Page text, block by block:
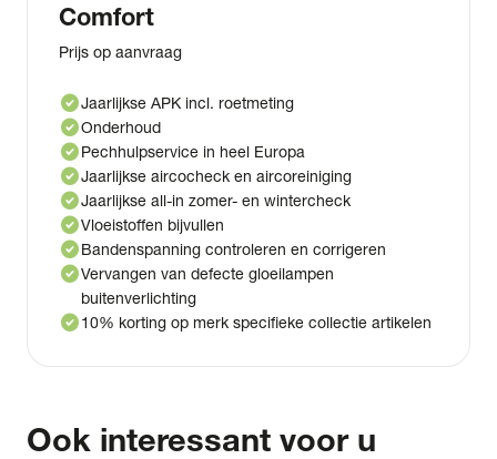
Comfort
Prijs op aanvraag
check_circleJaarlijkse APK incl. roetmeting
check_circleOnderhoud
check_circlePechhulpservice in heel Europa
check_circleJaarlijkse aircocheck en aircoreiniging
check_circleJaarlijkse all-in zomer- en wintercheck
check_circleVloeistoffen bijvullen
check_circleBandenspanning controleren en corrigeren
check_circleVervangen van defecte gloeilampen
buitenverlichting
check_circle10% korting op merk specifieke collectie artikelen
Ook interessant voor u